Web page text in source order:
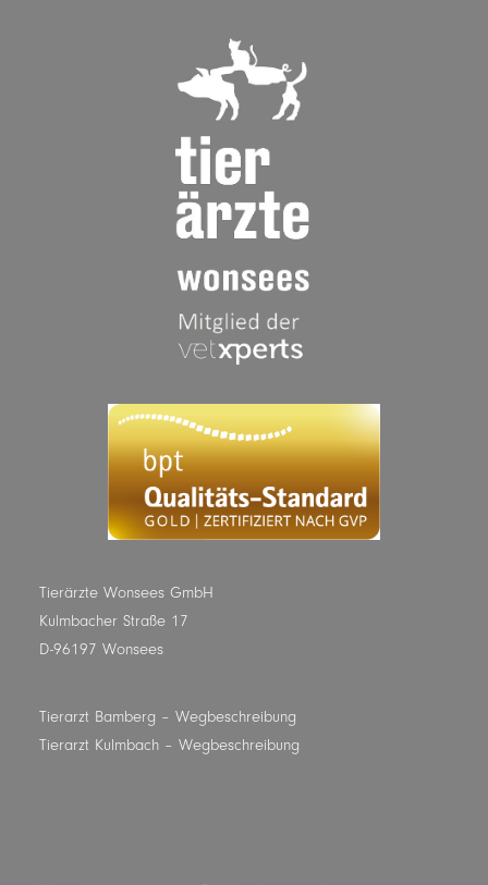
Tierärzte Wonsees GmbH
Kulmbacher Straße 17
D-96197 Wonsees
Tierarzt Bamberg – Wegbeschreibung
Tierarzt Kulmbach – Wegbeschreibung